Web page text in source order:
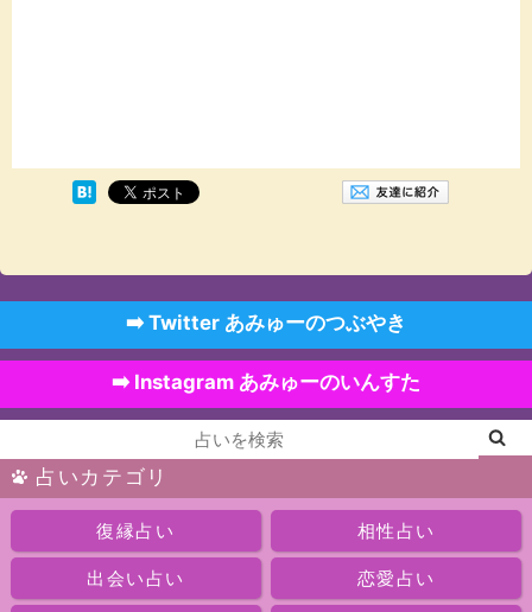
➡️ Twitter あみゅーのつぶやき
➡️ Instagram あみゅーのいんすた
占いカテゴリ
復縁占い 相性占い
出会い占い 恋愛占い